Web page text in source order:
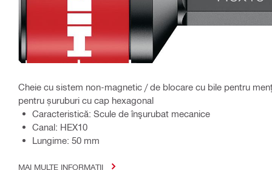
Cheie cu sistem non-magnetic / de blocare cu bile pentru
pentru șuruburi cu cap hexagonal
Caracteristică: Scule de înşurubat mecanice
Canal: HEX10
Lungime: 50 mm
MAI MULTE INFORMAȚII